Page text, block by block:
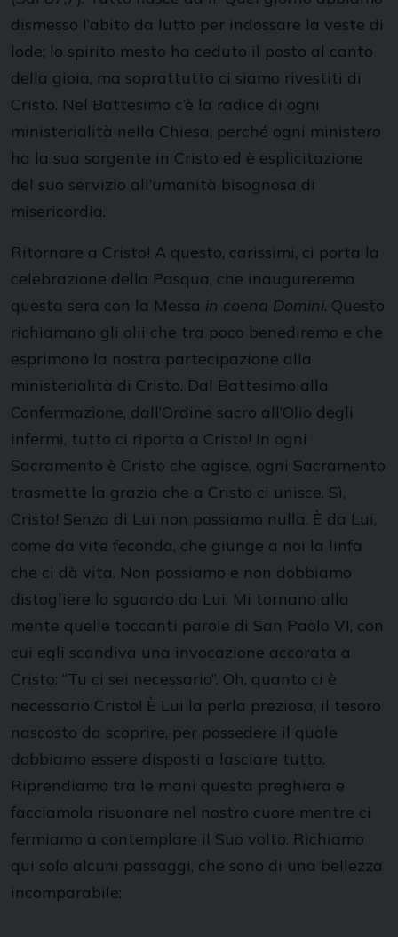
dismesso l’abito da lutto per indossare la veste di
lode; lo spirito mesto ha ceduto il posto al canto
della gioia, ma soprattutto ci siamo rivestiti di
Cristo. Nel Battesimo c’è la radice di ogni
ministerialità nella Chiesa, perché ogni ministero
ha la sua sorgente in Cristo ed è esplicitazione
del suo servizio all’umanità bisognosa di
misericordia.
Ritornare a Cristo! A questo, carissimi, ci porta la
celebrazione della Pasqua, che inaugureremo
questa sera con la Messa in coena Domini. Questo
richiamano gli olii che tra poco benediremo e che
esprimono la nostra partecipazione alla
ministerialità di Cristo. Dal Battesimo alla
Confermazione, dall’Ordine sacro all’Olio degli
infermi, tutto ci riporta a Cristo! In ogni
Sacramento è Cristo che agisce, ogni Sacramento
trasmette la grazia che a Cristo ci unisce. Sì,
Cristo! Senza di Lui non possiamo nulla. È da Lui,
come da vite feconda, che giunge a noi la linfa
che ci dà vita. Non possiamo e non dobbiamo
distogliere lo sguardo da Lui. Mi tornano alla
mente quelle toccanti parole di San Paolo VI, con
cui egli scandiva una invocazione accorata a
Cristo: “Tu ci sei necessario”. Oh, quanto ci è
necessario Cristo! È Lui la perla preziosa, il tesoro
nascosto da scoprire, per possedere il quale
dobbiamo essere disposti a lasciare tutto.
Riprendiamo tra le mani questa preghiera e
facciamola risuonare nel nostro cuore mentre ci
fermiamo a contemplare il Suo volto. Richiamo
qui solo alcuni passaggi, che sono di una bellezza
incomparabile: